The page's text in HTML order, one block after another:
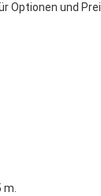
Optionen und
m.